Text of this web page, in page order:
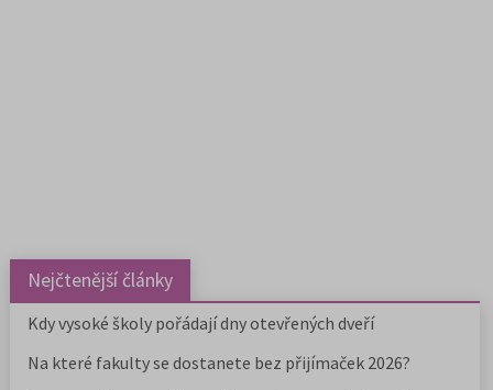
Nejčtenější články
Kdy vysoké školy pořádají dny otevřených dveří
Na které fakulty se dostanete bez přijímaček 2026?